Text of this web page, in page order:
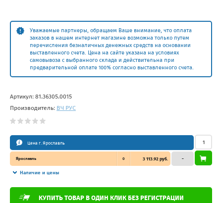
Уважаемые партнеры, обращаем Ваше внимание, что оплата
заказов в нашем интернет магазине возможна только путем
перечисления безналичных денежных средств на основании
выставленного счета. Цена на сайте указана на условиях
самовывоза с выбранного склада и действительна при
предварительной оплате 100% согласно выставленного счета.
Артикул: 81.36305.0015
Производитель: ВЧ РУС
Цена г. Ярославль
Ярославль 0 3 113.92 руб.
Наличие и цены
–
КУПИТЬ ТОВАР В ОДИН КЛИК БЕЗ РЕГИСТРАЦИИ